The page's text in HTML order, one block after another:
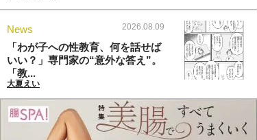
News 2026.08.09
「わが子への性教育、何を話せば
いい？」専門家の“意外な答え”。
「教...
大夏えい